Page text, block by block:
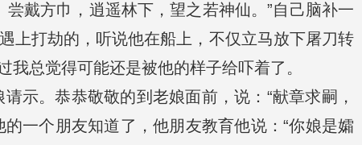
戴方巾，逍遥林下，望之若神仙。”自己脑补一
上打劫的，听说他在船上，不仅立马放下屠刀转
总觉得可能还是被他的样子给吓着了。
示。恭恭敬敬的到老娘面前，说：“献章求嗣，
一个朋友知道了，他朋友教育他说：“你娘是孀